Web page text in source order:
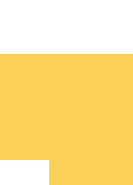
Search Button